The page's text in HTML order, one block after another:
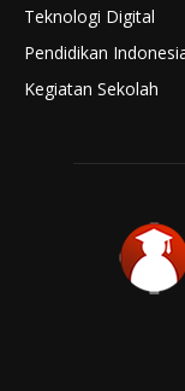
Teknologi Digital
Pendidikan
Kegiatan Sekolah